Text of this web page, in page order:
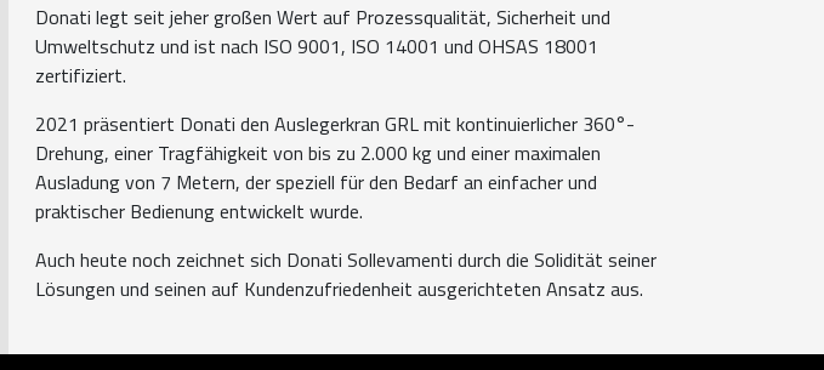
Donati legt seit jeher großen Wert auf Prozessqualität, Sicherheit und
Umweltschutz und ist nach ISO 9001, ISO 14001 und OHSAS 18001
zertifiziert.
2021 präsentiert Donati den Auslegerkran GRL mit kontinuierlicher 360°-
Drehung, einer Tragfähigkeit von bis zu 2.000 kg und einer maximalen
Ausladung von 7 Metern, der speziell für den Bedarf an einfacher und
praktischer Bedienung entwickelt wurde.
Auch heute noch zeichnet sich Donati Sollevamenti durch die Solidität seiner
Lösungen und seinen auf Kundenzufriedenheit ausgerichteten Ansatz aus.